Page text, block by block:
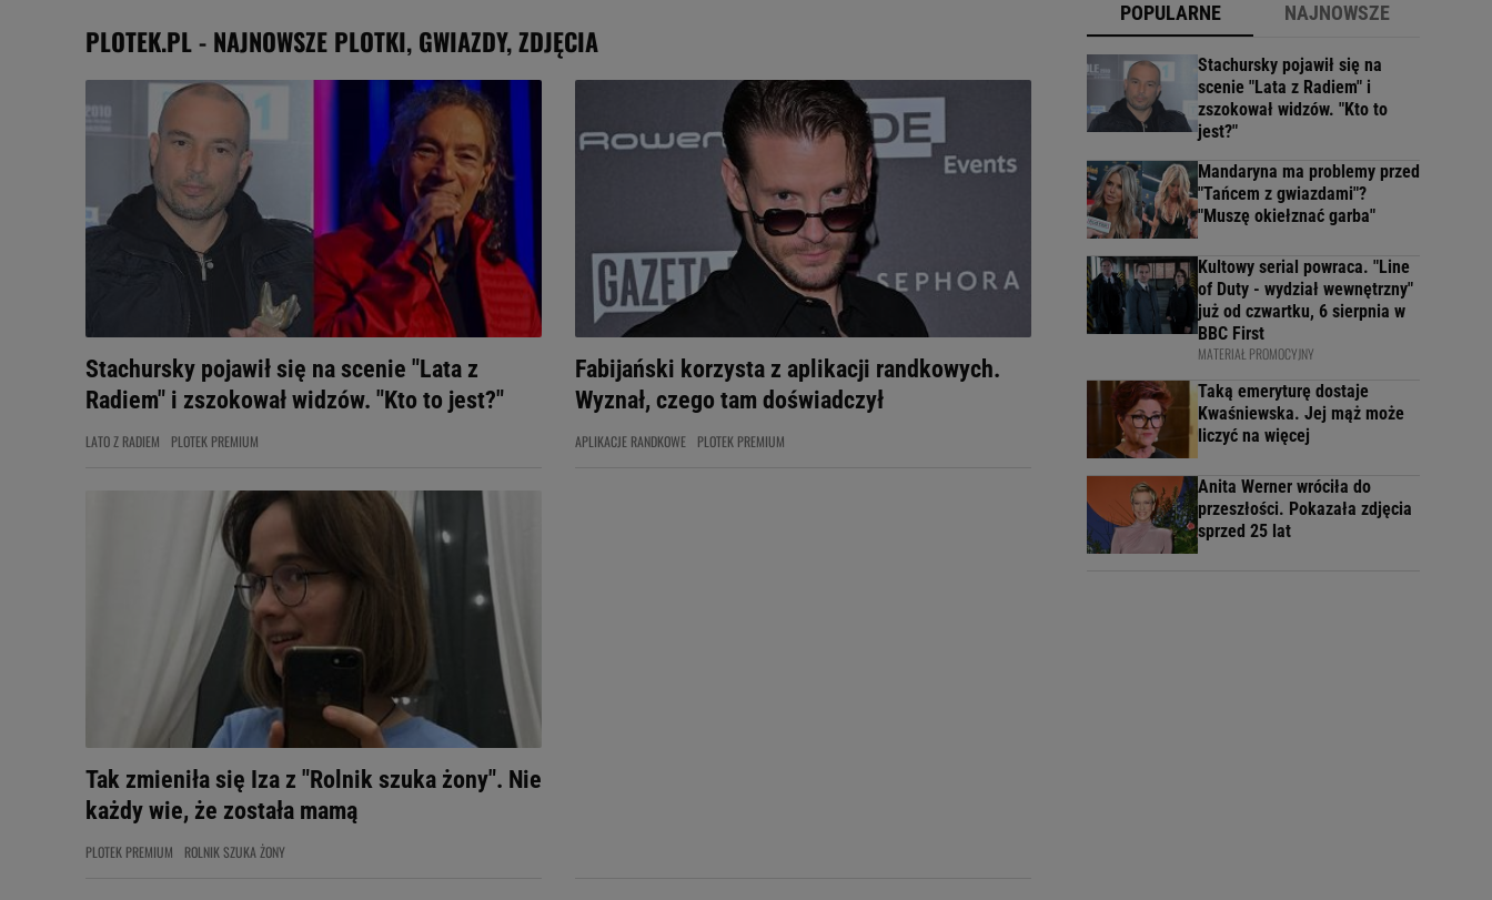
PLOTEK.PL - NAJNOWSZE PLOTKI, GWIAZDY, ZDJĘCIA
Stachursky pojawił się na scenie "Lata z
Radiem" i zszokował widzów. "Kto to jest?"
LATO Z RADIEM PLOTEK PREMIUM
Fabijański korzysta z aplikacji randkowych.
Wyznał, czego tam doświadczył
APLIKACJE RANDKOWE PLOTEK PREMIUM
Tak zmieniła się Iza z "Rolnik szuka żony". Nie
każdy wie, że została mamą
PLOTEK PREMIUM ROLNIK SZUKA ŻONY
POPULARNE NAJNOWSZE
Stachursky pojawił się na
scenie "Lata z Radiem" i
zszokował widzów. "Kto to
jest?"
Mandaryna ma problemy przed
"Tańcem z gwiazdami"?
"Muszę okiełznać garba"
Kultowy serial powraca. "Line
of Duty - wydział wewnętrzny"
już od czwartku, 6 sierpnia w
BBC First
MATERIAŁ PROMOCYJNY
Taką emeryturę dostaje
Kwaśniewska. Jej mąż może
liczyć na więcej
Anita Werner wróciła do
przeszłości. Pokazała zdjęcia
sprzed 25 lat